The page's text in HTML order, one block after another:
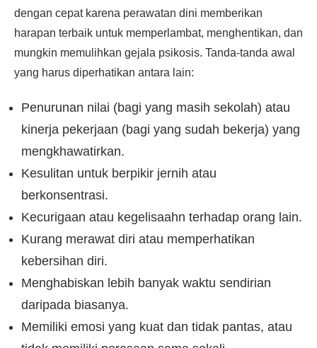
dengan cepat karena perawatan dini memberikan
harapan terbaik untuk memperlambat, menghentikan, dan
mungkin memulihkan gejala psikosis. Tanda-tanda awal
yang harus diperhatikan antara lain:
Penurunan nilai (bagi yang masih sekolah) atau
kinerja pekerjaan (bagi yang sudah bekerja) yang
mengkhawatirkan.
Kesulitan untuk berpikir jernih atau
berkonsentrasi.
Kecurigaan atau kegelisaahn terhadap orang lain.
Kurang merawat diri atau memperhatikan
kebersihan diri.
Menghabiskan lebih banyak waktu sendirian
daripada biasanya.
Memiliki emosi yang kuat dan tidak pantas, atau